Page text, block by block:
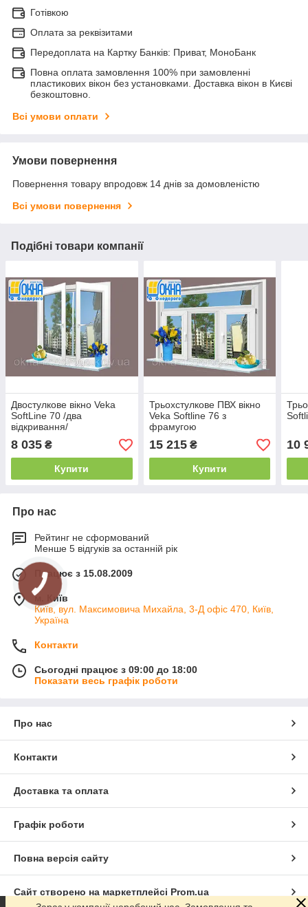
Готівкою
Оплата за реквізитами
Передоплата на Картку Банків: Приват, МоноБанк
Повна оплата замовлення 100% при замовленні
пластикових вікон без установками. Доставка вікон в Києві
безкоштовно.
Всі умови оплати
Умови повернення
Повернення товару впродовж 14 днів за домовленістю
Всі умови повернення
Подібні товари компанії
Двостулкове вікно Veka
SoftLine 70 /два
відкривання/
8 035 ₴
Купити
Трьохстулкове ПВХ вікно
Veka Softline 76 з
фрамугою
15 215₴
Купити
10
Про нас
Рейтинг не сформований
Менше 5 відгуків за останній рік
Працює з 15.08.2009
м. Київ
Київ, вул. Максимовича Михайла, 3-Д офіс 470, Київ,
Україна
Контакти
Сьогодні працює з 09:00 до 18:00
Показати весь графік роботи
Про нас
Контакти
Доставка та оплата
Графік роботи
Повна версія сайту
Сайт створено на маркетплейсі Prom.ua